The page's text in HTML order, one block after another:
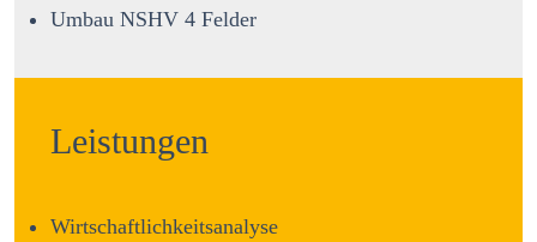
Umbau NSHV 4 Felder
Leistungen
Wirtschaftlichkeitsanalyse